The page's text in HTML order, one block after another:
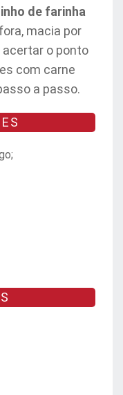
de farinha
macia por
o ponto
com carne
a passo.